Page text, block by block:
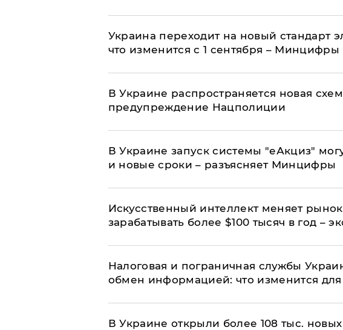
Украина переходит на новый стандарт
что изменится с 1 сентября – Минцифры
В Украине распространяется новая
предупреждение Нацполиции
В Украине запуск системы "еАкциз"
и новые сроки – разъясняет Минцифры
Искусственный интеллект меняет
зарабатывать более $100 тысяч в год –
Налоговая и пограничная службы
обмен информацией: что изменится
В Украине открыли более 108 тыс.